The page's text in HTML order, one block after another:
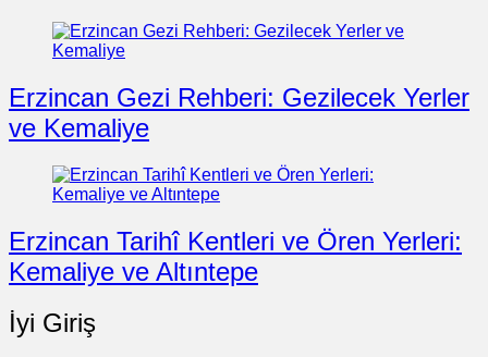
Erzincan Gezi Rehberi: Gezilecek Yerler
ve Kemaliye
Erzincan Tarihî Kentleri ve Ören Yerleri:
Kemaliye ve Altıntepe
İyi Giriş